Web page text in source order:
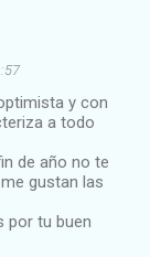
y con
a todo
de año no te
gustan las
por tu buen